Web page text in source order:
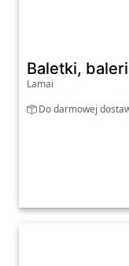
Baletki,
Lamai
Do darmowej